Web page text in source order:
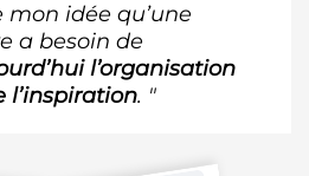
mon idée qu’une
a besoin de
l’organisation
l’inspiration. "